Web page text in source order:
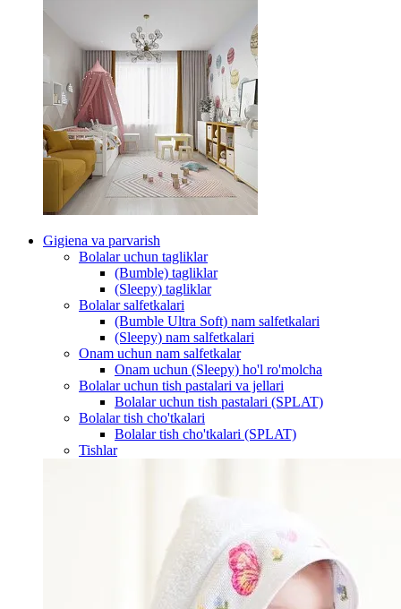
Gigiena va parvarish
Bolalar uchun tagliklar
(Bumble) tagliklar
(Sleepy) tagliklar
Bolalar salfetkalari
(Bumble Ultra Soft) nam salfetkalari
(Sleepy) nam salfetkalari
Onam uchun nam salfetkalar
Onam uchun (Sleepy) ho'l ro'molcha
Bolalar uchun tish pastalari va jellari
Bolalar uchun tish pastalari (SPLAT)
Bolalar tish cho'tkalari
Bolalar tish cho'tkalari (SPLAT)
Tishlar